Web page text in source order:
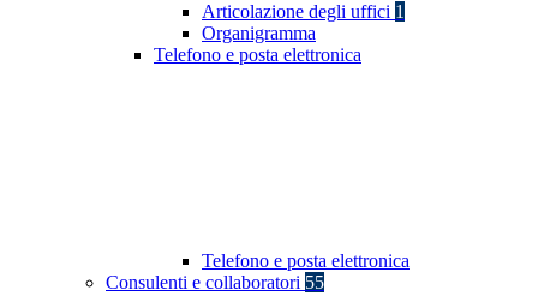
Articolazione degli uffici 1
Organigramma
Telefono e posta elettronica
Telefono e posta elettronica
Consulenti e collaboratori 55